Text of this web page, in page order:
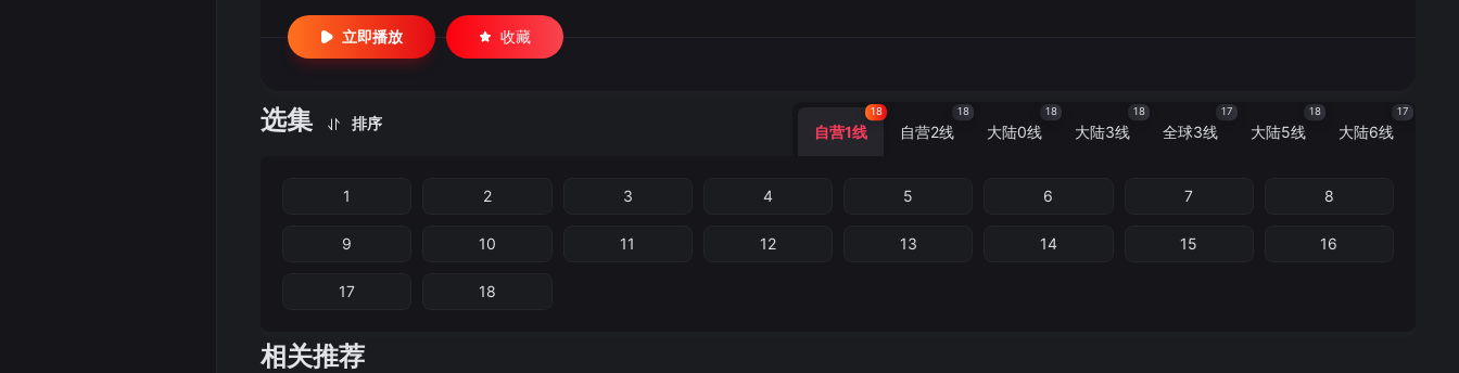
立即播放 收藏
选集 排序 自营1线
18
自营2线
18
大陆0线
18
大陆3线
18
全球3线
17
大陆5线
18
大陆6线
17
1 2 3 4 5 6 7 8
9 10 11 12 13 14 15 16
17 18
相关推荐